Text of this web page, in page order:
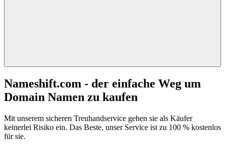
Nameshift.com - der einfache Weg um
Domain Namen zu kaufen
Mit unserem sicheren Treuhandservice gehen sie als Käufer
keinerlei Risiko ein. Das Beste, unser Service ist zu 100 % kostenlos
für sie.